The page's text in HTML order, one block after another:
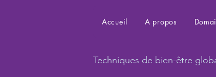
Accueil A propos
Techniques de bien-être